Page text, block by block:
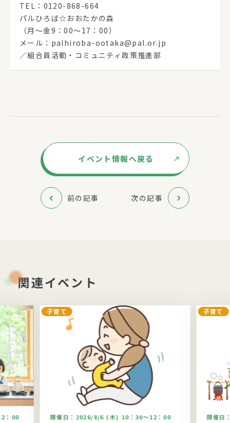
TEL：0120-868-664
パルひろば☆おおたかの森
（月～金9：00～17：00）
メール：palhiroba-ootaka@pal.or.jp
／組合員活動・コミュニティ政策推進部
イベント情報へ戻る
前の記事 次の記事
関連イベント
：00
子育て
開催日： 2026/8/6 (木) 10：30～12：00
子育て
開催日